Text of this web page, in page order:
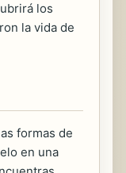
los
la vida de
formas de
en una